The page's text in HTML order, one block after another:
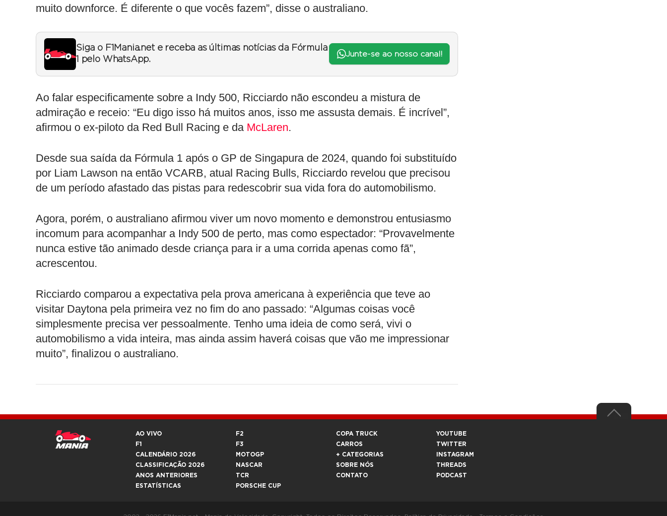
muito downforce. É diferente o que vocês fazem”, disse o australiano.
Siga o F1Mania.net e receba as últimas notícias da Fórmula
1 pelo WhatsApp.
Junte-se ao nosso canal!
Ao falar especificamente sobre a Indy 500, Ricciardo não escondeu a mistura de
admiração e receio: “Eu digo isso há muitos anos, isso me assusta demais. É incrível”,
afirmou o ex-piloto da Red Bull Racing e da McLaren.
Desde sua saída da Fórmula 1 após o GP de Singapura de 2024, quando foi substituído
por Liam Lawson na então VCARB, atual Racing Bulls, Ricciardo revelou que precisou
de um período afastado das pistas para redescobrir sua vida fora do automobilismo.
Agora, porém, o australiano afirmou viver um novo momento e demonstrou entusiasmo
incomum para acompanhar a Indy 500 de perto, mas como espectador: “Provavelmente
nunca estive tão animado desde criança para ir a uma corrida apenas como fã”,
acrescentou.
Ricciardo comparou a expectativa pela prova americana à experiência que teve ao
visitar Daytona pela primeira vez no fim do ano passado: “Algumas coisas você
simplesmente precisa ver pessoalmente. Tenho uma ideia de como será, vivi o
automobilismo a vida inteira, mas ainda assim haverá coisas que vão me impressionar
muito”, finalizou o australiano.
AO VIVO
F1
CALENDÁRIO 2026
CLASSIFICAÇÃO 2026
ANOS ANTERIORES
ESTATÍSTICAS
F2
F3
MOTOGP
NASCAR
TCR
PORSCHE CUP
COPA TRUCK
CARROS
+ CATEGORIAS
SOBRE NÓS
CONTATO
YOUTUBE
TWITTER
INSTAGRAM
THREADS
PODCAST